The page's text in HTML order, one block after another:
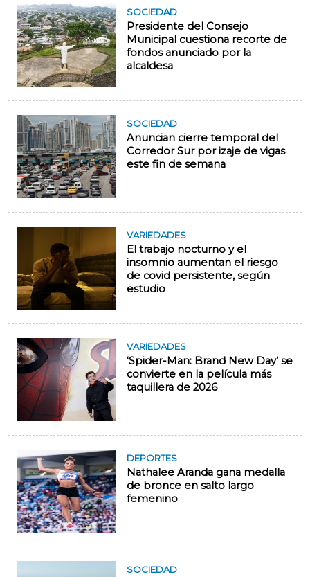
SOCIEDAD
Presidente del Consejo
Municipal cuestiona recorte de
fondos anunciado por la
alcaldesa
SOCIEDAD
Anuncian cierre temporal del
Corredor Sur por izaje de vigas
este fin de semana
VARIEDADES
El trabajo nocturno y el
insomnio aumentan el riesgo
de covid persistente, según
estudio
VARIEDADES
‘Spider-Man: Brand New Day’ se
convierte en la película más
taquillera de 2026
DEPORTES
Nathalee Aranda gana medalla
de bronce en salto largo
femenino
SOCIEDAD